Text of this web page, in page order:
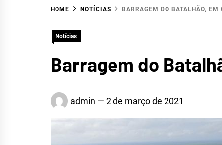
HOME NOTÍCIAS BARRAGEM DO BATALHÃO, EM
Notícias
Barragem do
admin 2 de março de 2021